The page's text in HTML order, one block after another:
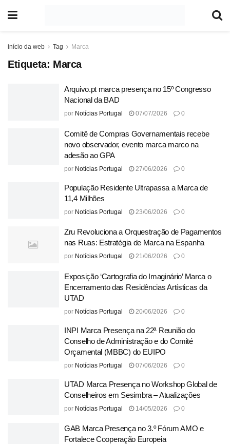
início da web Tag Marca
Etiqueta: Marca
Arquivo.pt marca presença no 15º Congresso
Nacional da BAD
por Notícias Portugal 07/07/2026 0
Comitê de Compras Governamentais recebe
novo observador, evento marca marco na
adesão ao GPA
por Notícias Portugal 27/06/2026 0
População Residente Ultrapassa a Marca de
11,4 Milhões
por Notícias Portugal 23/06/2026 0
Zru Revoluciona a Orquestração de Pagamentos
nas Ruas: Estratégia de Marca na Espanha
por Notícias Portugal 21/06/2026 0
Exposição ‘Cartografia do Imaginário’ Marca o
Encerramento das Residências Artísticas da
UTAD
por Notícias Portugal 20/06/2026 0
INPI Marca Presença na 22ª Reunião do
Conselho de Administração e do Comité
Orçamental (MBBC) do EUIPO
por Notícias Portugal 07/06/2026 0
UTAD Marca Presença no Workshop Global de
Conselheiros em Sesimbra – Atualizações
por Notícias Portugal 14/05/2026 0
GAB Marca Presença no 3.º Fórum AMO e
Fortalece Cooperação Europeia